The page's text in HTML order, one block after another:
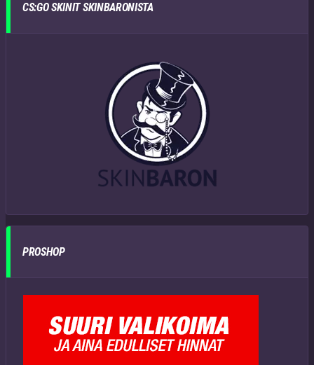
CS:GO SKINIT SKINBARONISTA
PROSHOP